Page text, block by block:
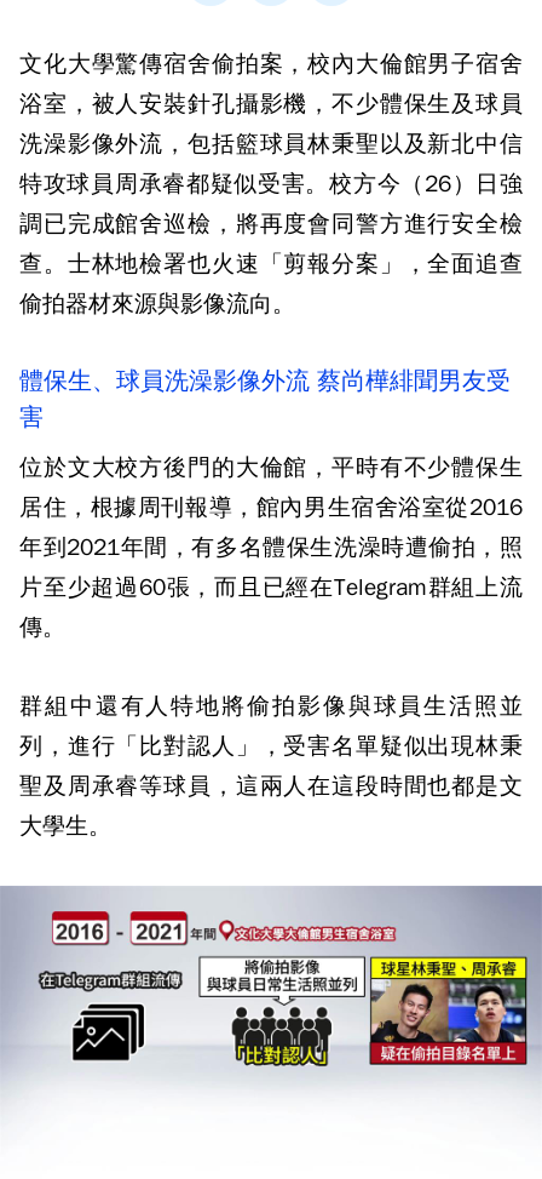
文化大學驚傳宿舍偷拍案，校內大倫館男子宿舍
浴室，被人安裝針孔攝影機，不少體保生及球員
洗澡影像外流，包括籃球員林秉聖以及新北中信
特攻球員周承睿都疑似受害。校方今（26）日強
調已完成館舍巡檢，將再度會同警方進行安全檢
查。士林地檢署也火速「剪報分案」，全面追查
偷拍器材來源與影像流向。
體保生、球員洗澡影像外流 蔡尚樺緋聞男友受
害
位於文大校方後門的大倫館，平時有不少體保生
居住，根據周刊報導，館內男生宿舍浴室從2016
年到2021年間，有多名體保生洗澡時遭偷拍，照
片至少超過60張，而且已經在Telegram群組上流
傳。
群組中還有人特地將偷拍影像與球員生活照並
列，進行「比對認人」，受害名單疑似出現林秉
聖及周承睿等球員，這兩人在這段時間也都是文
大學生。